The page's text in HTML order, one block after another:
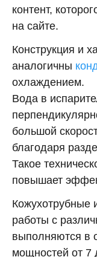
контент,
на сайте.
Конструкция и
аналогичны
охлаждением.
Вода в
большой
благодаря
Такое
повышает
Кожухотрубные
работы с
выполняются в
мощностей от 7